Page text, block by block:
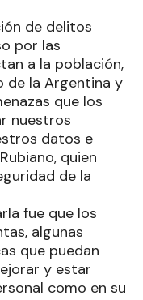
de delitos
por las
a la población,
de la Argentina y
que los
nuestros
datos e
quien
de la
fue que los
algunas
que puedan
y estar
como en su